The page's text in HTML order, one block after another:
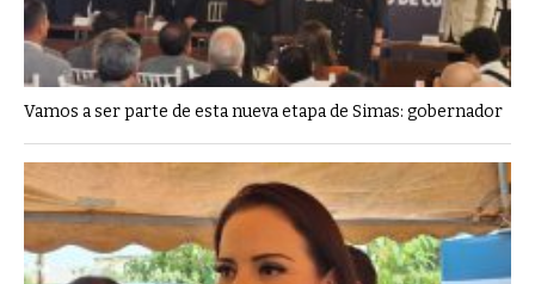
Vamos a ser parte de esta nueva etapa de Simas: gobernador